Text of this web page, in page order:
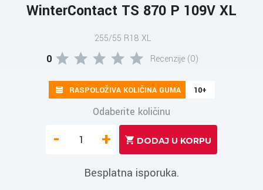
WinterContact TS 870 P 109V XL
255/55 R18 XL
0 Recenzije (0)
RASPOLOŽIVA KOLIČINA GUMA 10+
Odaberite količinu
- +
Besplatna isporuka.